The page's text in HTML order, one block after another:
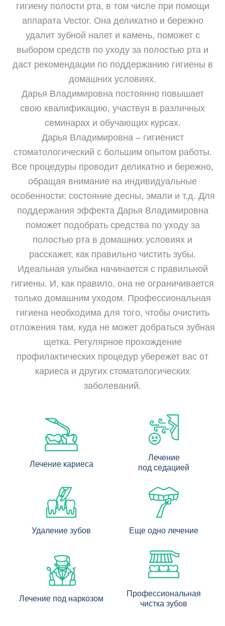
гигиену полости рта, в том числе при помощи
аппарата Vector. Она деликатно и бережно
удалит зубной налет и камень, поможет с
выбором средств по уходу за полостью рта и
даст рекомендации по поддержанию гигиены в
домашних условиях.
Дарья Владимировна постоянно повышает
свою квалификацию, участвуя в различных
семинарах и обучающих курсах.
Дарья Владимировна – гигиенист
стоматологический с большим опытом работы.
Все процедуры проводит деликатно и бережно,
обращая внимание на индивидуальные
особенности: состояние десны, эмали и т.д. Для
поддержания эффекта Дарья Владимировна
поможет подобрать средства по уходу за
полостью рта в домашних условиях и
расскажет, как правильно чистить зубы.
Идеальная улыбка начинается с правильной
гигиены. И, как правило, она не ограничивается
только домашним уходом. Профессиональная
гигиена необходима для того, чтобы очистить
отложения там, куда не может добраться зубная
щетка. Регулярное прохождение
профилактических процедур убережет вас от
кариеса и других стоматологических
заболеваний.
Лечение кариеса
Лечение
под седацией
Удаление зубов Еще одно лечение
Лечение под наркозом
Профессиональная
чистка зубов